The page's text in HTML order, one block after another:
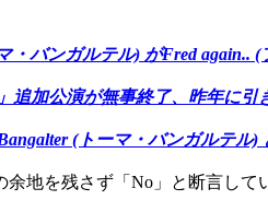
・バンガルテル) がFred
追加公演が無事終了、昨年に
(トーマ・バンガルテル
地を残さず「No」と断言して